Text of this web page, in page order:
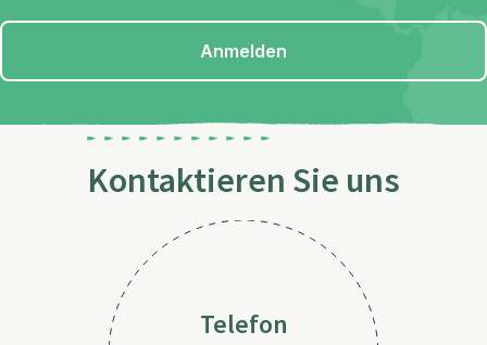
Anmelden
Kontaktieren Sie uns
Telefon